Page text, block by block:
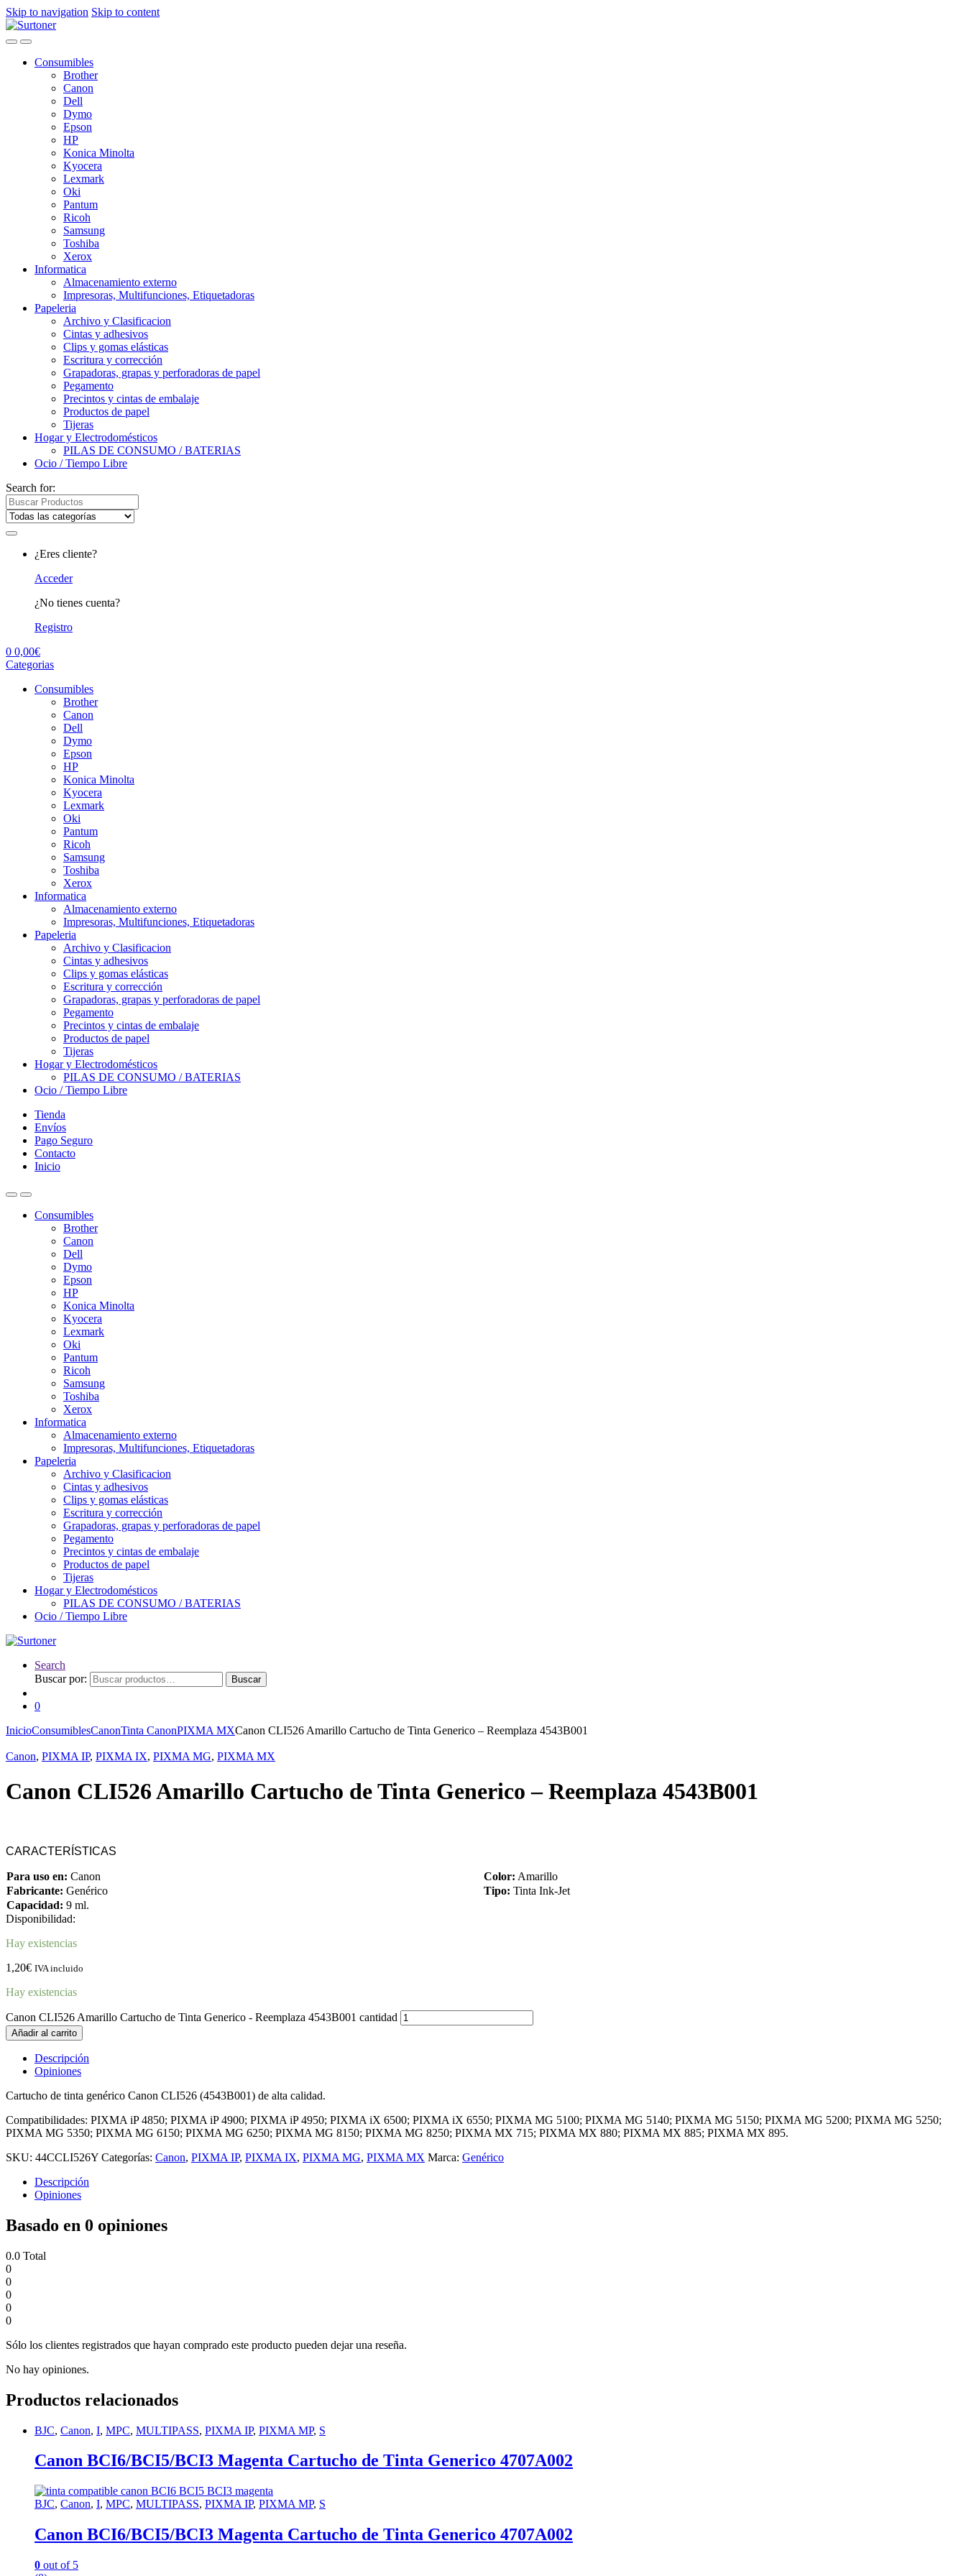
Skip to navigation Skip to content
Consumibles
Brother
Canon
Dell
Dymo
Epson
HP
Konica Minolta
Kyocera
Lexmark
Oki
Pantum
Ricoh
Samsung
Toshiba
Xerox
Informatica
Almacenamiento externo
Impresoras, Multifunciones, Etiquetadoras
Papeleria
Archivo y Clasificacion
Cintas y adhesivos
Clips y gomas elásticas
Escritura y corrección
Grapadoras, grapas y perforadoras de papel
Pegamento
Precintos y cintas de embalaje
Productos de papel
Tijeras
Hogar y Electrodomésticos
PILAS DE CONSUMO / BATERIAS
Ocio / Tiempo Libre
Search for:
¿Eres cliente?
Acceder
¿No tienes cuenta?
Registro
0 0,00€
Categorias
Consumibles
Brother
Canon
Dell
Dymo
Epson
HP
Konica Minolta
Kyocera
Lexmark
Oki
Pantum
Ricoh
Samsung
Toshiba
Xerox
Informatica
Almacenamiento externo
Impresoras, Multifunciones, Etiquetadoras
Papeleria
Archivo y Clasificacion
Cintas y adhesivos
Clips y gomas elásticas
Escritura y corrección
Grapadoras, grapas y perforadoras de papel
Pegamento
Precintos y cintas de embalaje
Productos de papel
Tijeras
Hogar y Electrodomésticos
PILAS DE CONSUMO / BATERIAS
Ocio / Tiempo Libre
Tienda
Envíos
Pago Seguro
Contacto
Inicio
Consumibles
Brother
Canon
Dell
Dymo
Epson
HP
Konica Minolta
Kyocera
Lexmark
Oki
Pantum
Ricoh
Samsung
Toshiba
Xerox
Informatica
Almacenamiento externo
Impresoras, Multifunciones, Etiquetadoras
Papeleria
Archivo y Clasificacion
Cintas y adhesivos
Clips y gomas elásticas
Escritura y corrección
Grapadoras, grapas y perforadoras de papel
Pegamento
Precintos y cintas de embalaje
Productos de papel
Tijeras
Hogar y Electrodomésticos
PILAS DE CONSUMO / BATERIAS
Ocio / Tiempo Libre
Search
Buscar por:
Buscar
0
InicioConsumiblesCanonTinta CanonPIXMA MXCanon CLI526 Amarillo Cartucho de Tinta Generico – Reemplaza 4543B001
Canon, PIXMA IP, PIXMA IX, PIXMA MG, PIXMA MX
Canon CLI526 Amarillo Cartucho de Tinta Generico – Reemplaza 4543B001
CARACTERÍSTICAS
Para uso en: Canon Color: Amarillo
Fabricante: Genérico Tipo: Tinta Ink-Jet
Capacidad: 9 ml.
Disponibilidad:
Hay existencias
1,20€ IVA incluido
Hay existencias
Canon CLI526 Amarillo Cartucho de Tinta Generico - Reemplaza 4543B001 cantidad
Añadir al carrito
Descripción
Opiniones
Cartucho de tinta genérico Canon CLI526 (4543B001) de alta calidad.
Compatibilidades: PIXMA iP 4850; PIXMA iP 4900; PIXMA iP 4950; PIXMA iX 6500; PIXMA iX 6550; PIXMA MG 5100; PIXMA MG 5140; PIXMA MG 5150; PIXMA MG 5200; PIXMA MG 5250;
PIXMA MG 5350; PIXMA MG 6150; PIXMA MG 6250; PIXMA MG 8150; PIXMA MG 8250; PIXMA MX 715; PIXMA MX 880; PIXMA MX 885; PIXMA MX 895.
SKU: 44CCLI526Y Categorías: Canon, PIXMA IP, PIXMA IX, PIXMA MG, PIXMA MX Marca: Genérico
Descripción
Opiniones
Basado en 0 opiniones
0.0 Total
0
0
0
0
0
Sólo los clientes registrados que hayan comprado este producto pueden dejar una reseña.
No hay opiniones.
Productos relacionados
BJC, Canon, I, MPC, MULTIPASS, PIXMA IP, PIXMA MP, S
Canon BCI6/BCI5/BCI3 Magenta Cartucho de Tinta Generico 4707A002
BJC, Canon, I, MPC, MULTIPASS, PIXMA IP, PIXMA MP, S
Canon BCI6/BCI5/BCI3 Magenta Cartucho de Tinta Generico 4707A002
0 out of 5